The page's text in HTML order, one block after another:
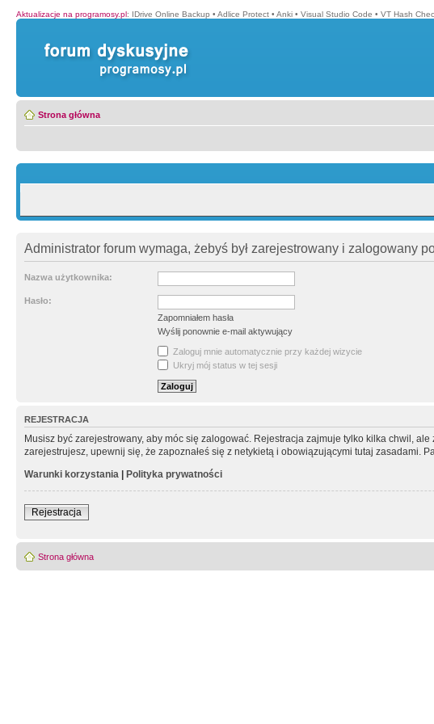
Aktualizacje na programosy.pl: IDrive Online Backup • Adlice Protect • Anki • Visual Studio Code • VT Hash
Strona główna
Administrator forum wymaga, żebyś był zarejestrowany i zalogowany
Nazwa użytkownika:
Hasło:
Zapomniałem hasła
Wyślij ponownie e-mail aktywujący
Zaloguj mnie automatycznie przy każdej wizycie
Ukryj mój status w tej sesji
REJESTRACJA
Musisz być zarejestrowany, aby móc się zalogować. Rejestracja zajmuje tylko kilka chwil,
zarejestrujesz, upewnij się, że zapoznałeś się z netykietą i obowiązującymi tutaj zasadami.
Warunki korzystania | Polityka prywatności
Rejestracja
Strona główna